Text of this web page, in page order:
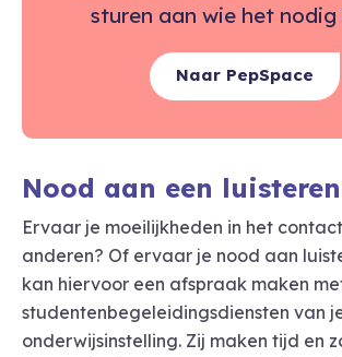
sturen aan wie het nodig
Naar PepSpace
Nood aan een
Ervaar je moeilijkheden in het
anderen? Of ervaar je nood aan
kan hiervoor een afspraak maken
studentenbegeleidingsdiensten van
onderwijsinstelling. Zij maken tijd en